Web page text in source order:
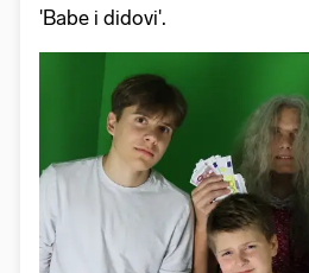
'Babe i didovi'.